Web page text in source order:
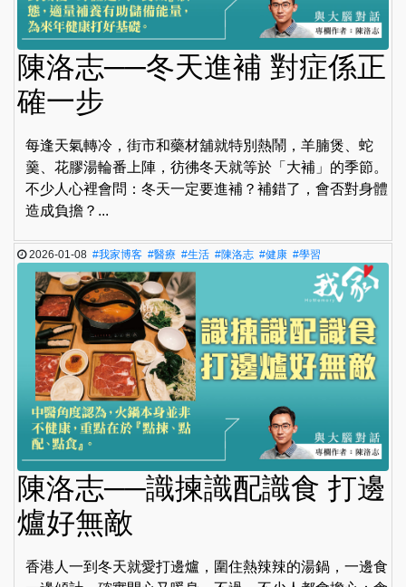
陳洛志──冬天進補 對症係正
確一步
每逢天氣轉冷，街市和藥材舖就特別熱鬧，羊腩煲、蛇
羹、花膠湯輪番上陣，彷彿冬天就等於「大補」的季節。
不少人心裡會問：冬天一定要進補？補錯了，會否對身體
造成負擔？...
2026-01-08#我家博客 #醫療 #生活 #陳洛志 #健康 #學習
陳洛志──識揀識配識食 打邊
爐好無敵
香港人一到冬天就愛打邊爐，圍住熱辣辣的湯鍋，一邊食